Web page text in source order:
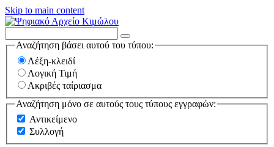
Skip to main content
Αναζήτηση βάσει αυτού του τύπου:
Λέξη-κλειδί
Λογική Τιμή
Ακριβές ταίριασμα
Αναζήτηση μόνο σε αυτούς τους τύπους εγγραφών:
Αντικείμενο
Συλλογή